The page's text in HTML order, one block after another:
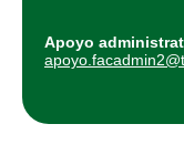
Apoyo